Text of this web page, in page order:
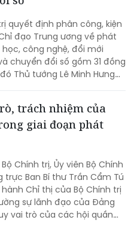
đạo Trung ương về phát
công nghệ, đổi mới
chuyển đổi số gồm 31 đồng
Thủ tướng Lê Minh Hưng
Ban.
trách nhiệm của
Chính trị, Ủy viên Bộ Chính
Chỉ thị của Bộ Chính trị
sự lãnh đạo của Đảng
vai trò của các hội quần
giai đoạn phát triển mới
CT/TW)
số thôn, tổ dân